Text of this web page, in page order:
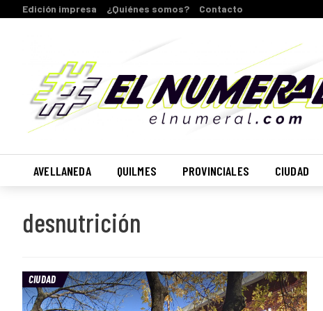
Edición impresa ¿Quiénes somos? Contacto
AVELLANEDA QUILMES PROVINCIALES CIUDAD
desnutrición
CIUDAD